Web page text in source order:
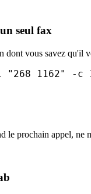
seul fax
dont vous savez qu'il
1162" -
le prochain appel,